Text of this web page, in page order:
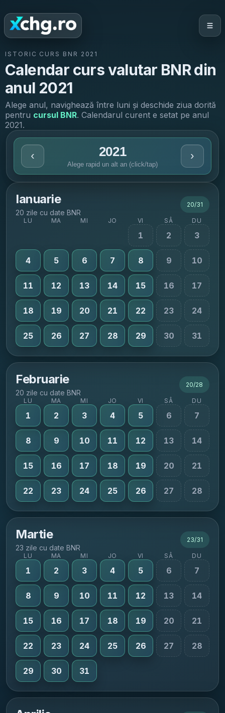
ISTORIC CURS BNR 2021
Calendar curs valutar BNR din
anul 2021
Alege anul, navighează între luni și deschide ziua dorită
pentru cursul BNR. Calendarul curent e setat pe anul
2021.
‹ 2021
Alege rapid un alt an (click/tap)
›
Ianuarie
20 zile cu date BNR
20/31
LU MA MI JO VI SÂ DU
1 2 3
4 5 6 7 8 9 10
11 12 13 14 15 16 17
18 19 20 21 22 23 24
25 26 27 28 29 30 31
Februarie
20 zile cu date BNR
20/28
LU MA MI JO VI SÂ DU
1 2 3 4 5 6 7
8 9 10 11 12 13 14
15 16 17 18 19 20 21
22 23 24 25 26 27 28
Martie
23 zile cu date BNR
23/31
LU MA MI JO VI SÂ DU
1 2 3 4 5 6 7
8 9 10 11 12 13 14
15 16 17 18 19 20 21
22 23 24 25 26 27 28
29 30 31